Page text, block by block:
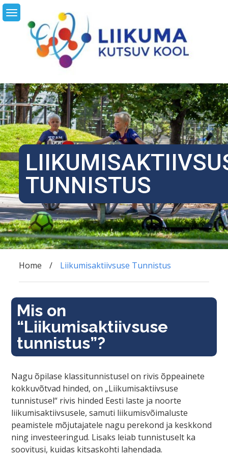
Skip
to
content
TUNNISTUS
Home Liikumisaktiivsuse Tunnistus
Mis on
“Liikumisaktiivsuse
tunnistus”?
Nagu õpilase klassitunnistusel on rivis õppeainete
kokkuvõtvad hinded, on „Liikumisaktiivsuse
tunnistusel“ rivis hinded Eesti laste ja noorte
liikumisaktiivsusele, samuti liikumisvõimaluste
peamistele mõjutajatele nagu perekond ja keskkond
ning investeeringud. Lisaks leiab tunnistuselt ka
soovitusi, kuidas kitsaskohti lahendada.